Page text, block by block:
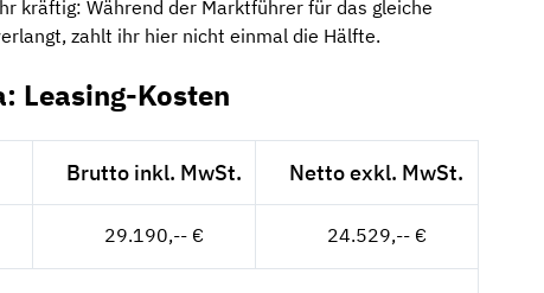
kräftig: Während der Marktführer für das gleiche
zahlt ihr hier nicht einmal die Hälfte.
Leasing-Kosten
Brutto inkl. MwSt. Netto exkl. MwSt.
29.190,-- € 24.529,-- €